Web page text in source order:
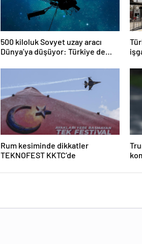
500 kiloluk Sovyet uzay aracı
Dünya’ya düşüyor: Türkiye de
Rum kesiminde dikkatler
TEKNOFEST KKTC’de